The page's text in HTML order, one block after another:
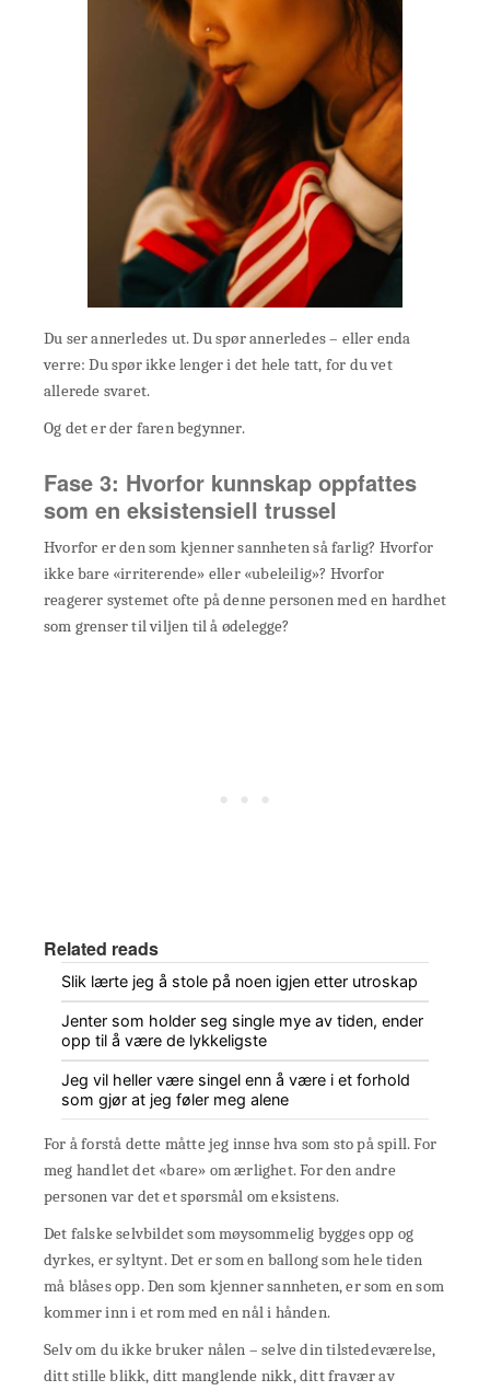
Du ser annerledes ut. Du spør annerledes – eller enda
verre: Du spør ikke lenger i det hele tatt, for du vet
allerede svaret.
Og det er der faren begynner.
Fase 3: Hvorfor kunnskap oppfattes
som en eksistensiell trussel
Hvorfor er den som kjenner sannheten så farlig? Hvorfor
ikke bare «irriterende» eller «ubeleilig»? Hvorfor
reagerer systemet ofte på denne personen med en hardhet
som grenser til viljen til å ødelegge?
Related reads
Slik lærte jeg å stole på noen igjen etter utroskap
Jenter som holder seg single mye av tiden, ender
opp til å være de lykkeligste
Jeg vil heller være singel enn å være i et forhold
som gjør at jeg føler meg alene
For å forstå dette måtte jeg innse hva som sto på spill. For
meg handlet det «bare» om ærlighet. For den andre
personen var det et spørsmål om eksistens.
Det falske selvbildet som møysommelig bygges opp og
dyrkes, er syltynt. Det er som en ballong som hele tiden
må blåses opp. Den som kjenner sannheten, er som en som
kommer inn i et rom med en nål i hånden.
Selv om du ikke bruker nålen – selve din tilstedeværelse,
ditt stille blikk, ditt manglende nikk, ditt fravær av